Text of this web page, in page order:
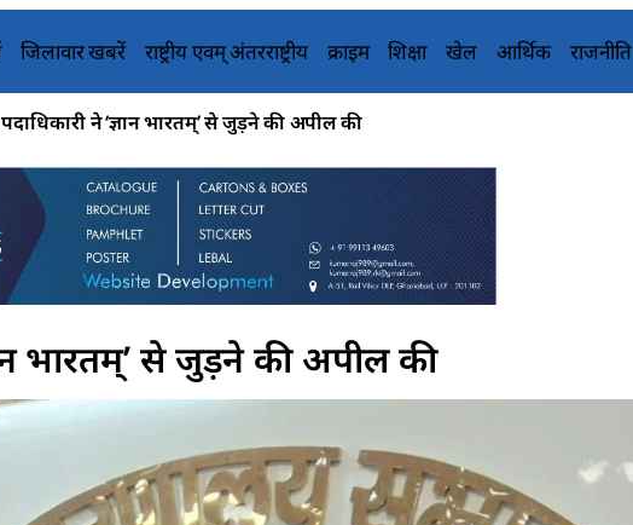
जिलावार खबरें राष्ट्रीय एवम् अंतरराष्ट्रीय क्राइम शिक्षा खेल आर्थिक राजनीति
ने ‘ज्ञान भारतम्’ से जुड़ने की अपील की
भारतम्’ से जुड़ने की अपील की